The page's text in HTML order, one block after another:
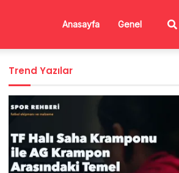
Anasayfa Genel
Trend Yazılar